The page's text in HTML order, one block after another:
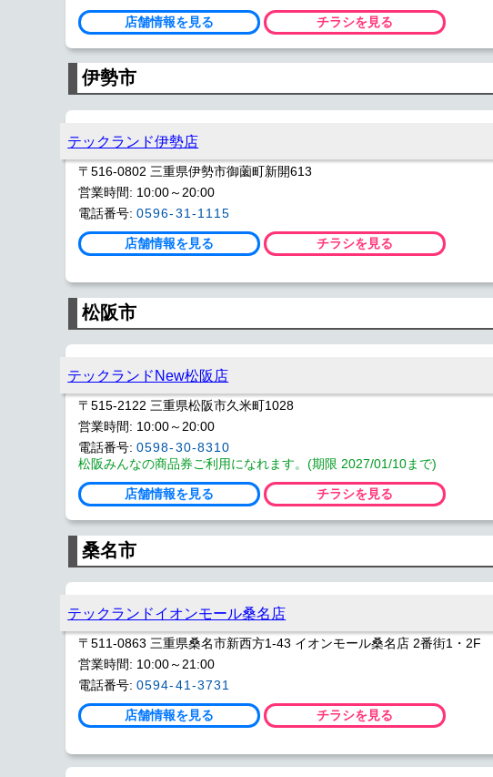
店舗情報を見る チラシを見る
伊勢市
テックランド伊勢店
〒516-0802 三重県伊勢市御薗町新開613
営業時間: 10:00～20:00
電話番号: 0596-31-1115
店舗情報を見る チラシを見る
松阪市
テックランドNew松阪店
〒515-2122 三重県松阪市久米町1028
営業時間: 10:00～20:00
電話番号: 0598-30-8310
松阪みんなの商品券ご利用になれます。(期限 2027/01/10まで)
店舗情報を見る チラシを見る
桑名市
テックランドイオンモール桑名店
〒511-0863 三重県桑名市新西方1-43 イオンモール桑名店 2番街1・2F
営業時間: 10:00～21:00
電話番号: 0594-41-3731
店舗情報を見る チラシを見る